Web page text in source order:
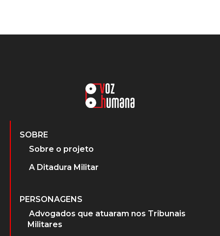
SOBRE
Sobre o projeto
A Ditadura Militar
PERSONAGENS
Advogados que atuaram nos Tribunais
Militares